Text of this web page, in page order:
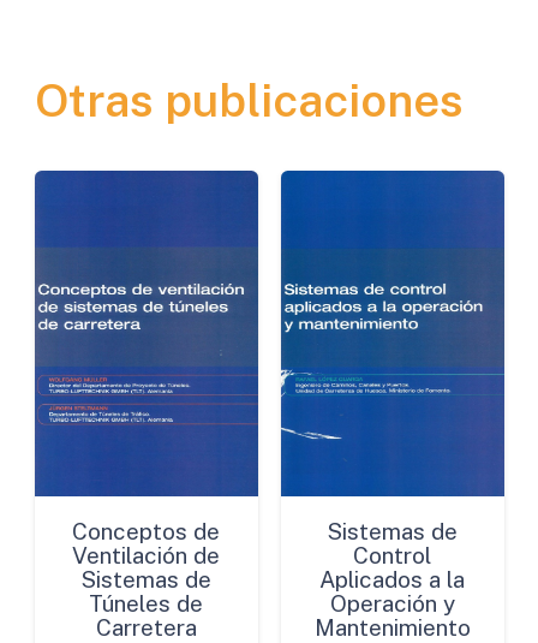
cantidad
Otras publicaciones
Conceptos de
Ventilación de
Sistemas de
Túneles de
Carretera
Sistemas de
Control
Aplicados a la
Operación y
Mantenimiento